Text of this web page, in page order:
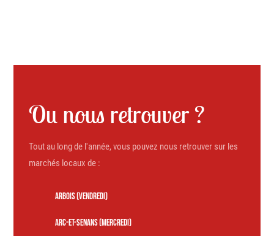
Ou nous retrouver ?
Tout au long de l'année, vous pouvez nous retrouver sur les
marchés locaux de :
ARBOIS (VENDREDI)
ARC-ET-SENANS (MERCREDI)